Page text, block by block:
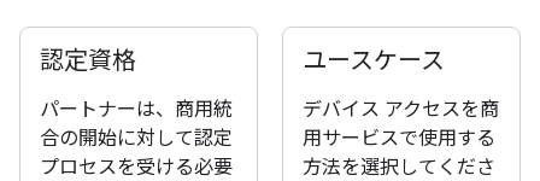
認定資格
パートナーは、商用統
合の開始に対して認定
プロセスを受ける必要
ユースケース
デバイス アクセスを商
用サービスで使用する
方法を選択してくださ